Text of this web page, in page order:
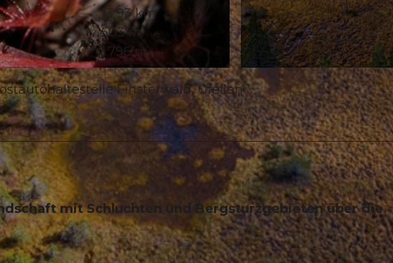
© Martin Mägli , UNESCO Biosphäre Entlebuch
13,93 km
503 m
1.796 m
Finsterwald, Gfellen
mit Schluchten und Bergsturzgebieten über die